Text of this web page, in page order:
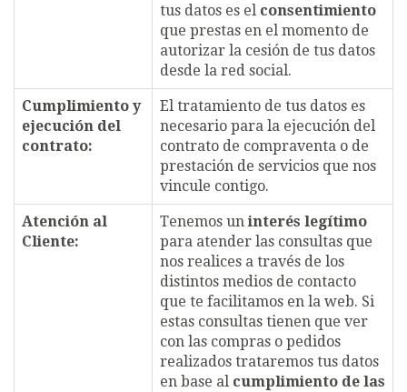
tus datos es el consentimiento
que prestas en el momento de
autorizar la cesión de tus datos
desde la red social.
Cumplimiento y
ejecución del
contrato:
El tratamiento de tus datos es
necesario para la ejecución del
contrato de compraventa o de
prestación de servicios que nos
vincule contigo.
Atención al
Cliente:
Tenemos un interés legítimo
para atender las consultas que
nos realices a través de los
distintos medios de contacto
que te facilitamos en la web. Si
estas consultas tienen que ver
con las compras o pedidos
realizados trataremos tus datos
en base al cumplimiento de las